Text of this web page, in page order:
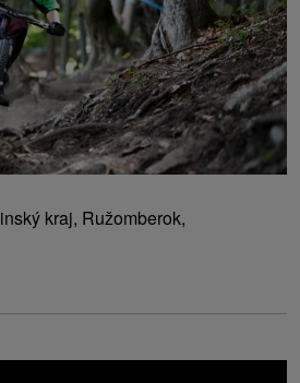
kraj, Ružomberok,